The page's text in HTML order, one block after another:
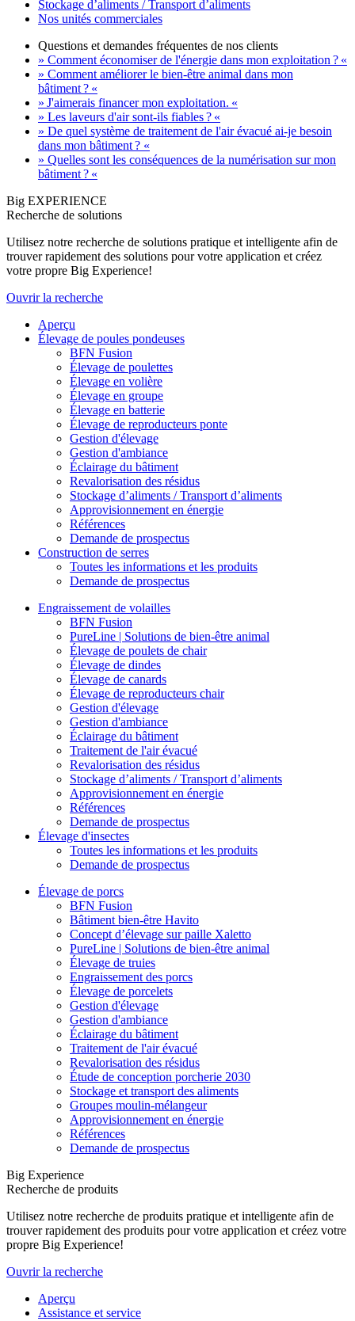
Stockage d’aliments / Transport d’aliments
Nos unités commerciales
Questions et demandes fréquentes de nos clients
» Comment économiser de l'énergie dans mon exploitation ? «
» Comment améliorer le bien-être animal dans mon
bâtiment ? «
» J'aimerais financer mon exploitation. «
» Les laveurs d'air sont-ils fiables ? «
» De quel système de traitement de l'air évacué ai-je besoin
dans mon bâtiment ? «
» Quelles sont les conséquences de la numérisation sur mon
bâtiment ? «
Big EXPERIENCE
Recherche de solutions
Utilisez notre recherche de solutions pratique et intelligente afin de
trouver rapidement des solutions pour votre application et créez
votre propre Big Experience!
Ouvrir la recherche
Aperçu
Élevage de poules pondeuses
BFN Fusion
Élevage de poulettes
Élevage en volière
Élevage en groupe
Élevage en batterie
Élevage de reproducteurs ponte
Gestion d'élevage
Gestion d'ambiance
Éclairage du bâtiment
Revalorisation des résidus
Stockage d’aliments / Transport d’aliments
Approvisionnement en énergie
Références
Demande de prospectus
Construction de serres
Toutes les informations et les produits
Demande de prospectus
Engraissement de volailles
BFN Fusion
PureLine | Solutions de bien-être animal
Élevage de poulets de chair
Élevage de dindes
Élevage de canards
Élevage de reproducteurs chair
Gestion d'élevage
Gestion d'ambiance
Éclairage du bâtiment
Traitement de l'air évacué
Revalorisation des résidus
Stockage d’aliments / Transport d’aliments
Approvisionnement en énergie
Références
Demande de prospectus
Élevage d'insectes
Toutes les informations et les produits
Demande de prospectus
Élevage de porcs
BFN Fusion
Bâtiment bien-être Havito
Concept d’élevage sur paille Xaletto
PureLine | Solutions de bien-être animal
Élevage de truies
Engraissement des porcs
Élevage de porcelets
Gestion d'élevage
Gestion d'ambiance
Éclairage du bâtiment
Traitement de l'air évacué
Revalorisation des résidus
Étude de conception porcherie 2030
Stockage et transport des aliments
Groupes moulin-mélangeur
Approvisionnement en énergie
Références
Demande de prospectus
Big Experience
Recherche de produits
Utilisez notre recherche de produits pratique et intelligente afin de
trouver rapidement des produits pour votre application et créez votre
propre Big Experience!
Ouvrir la recherche
Aperçu
Assistance et service